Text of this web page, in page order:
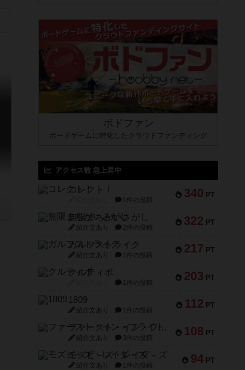
ボドファン
ボードゲームに特化したクラウドファンディング
アクセス数 急上昇中
340 PT
コレクト！
1件の投稿
322 PT
無限まちがいさがし
紹介文あり 2件の投稿
217 PT
ガルフストライク
紹介文あり 1件の投稿
203 PT
クルティボ
1件の投稿
112 PT
1809
紹介文あり 1件の投稿
108 PT
ファースト・イン・フライト
紹介文あり 3件の投稿
94 PT
モズビ－ズ・レイダ－ズ
紹介文あり 1件の投稿